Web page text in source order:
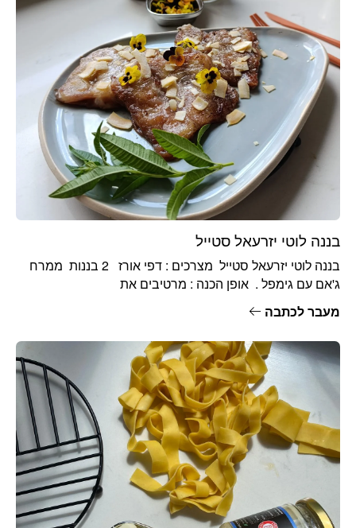
בננה לוטי יזרעאל סטייל
בננה לוטי יזרעאל סטייל מצרכים : דפי אורז 2 בננות ממרח
ג'אם עם גימפל . אופן הכנה : מרטיבים את
מעבר לכתבה